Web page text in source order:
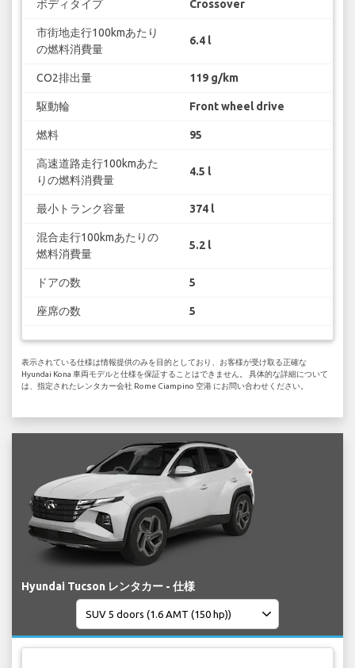
ボディタイプ Crossover
市街地走行100kmあたり
の燃料消費量
6.4 l
CO2排出量 119 g/km
駆動輪 Front wheel drive
燃料 95
高速道路走行100kmあた
りの燃料消費量
4.5 l
最小トランク容量 374 l
混合走行100kmあたりの
燃料消費量
5.2 l
ドアの数 5
座席の数 5
表示されている仕様は情報提供のみを目的としており、お客様が受け取る正確な
Hyundai Kona 車両モデルと仕様を保証することはできません。 具体的な詳細について
は、指定されたレンタカー会社 Rome Ciampino 空港 にお問い合わせください。
Hyundai Tucson レンタカー - 仕様